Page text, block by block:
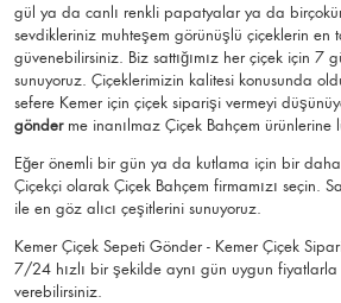
gül ya da canlı renkli papatyalar ya da
sevdikleriniz muhteşem görünüşlü çiçeklerin en
güvenebilirsiniz. Biz sattığımız her çiçek için 7
sunuyoruz. Çiçeklerimizin kalitesi konusunda
sefere Kemer için çiçek siparişi vermeyi
gönderme inanılmaz Çiçek Bahçem
Eğer önemli bir gün ya da kutlama için bir
Çiçekçi olarak Çiçek Bahçem firmamızı seçin.
ile en göz alıcı çeşitlerini sunuyoruz.
Kemer Çiçek Sepeti Gönder - Kemer Çiçek
7/24 hızlı bir şekilde aynı gün uygun
verebilirsiniz.